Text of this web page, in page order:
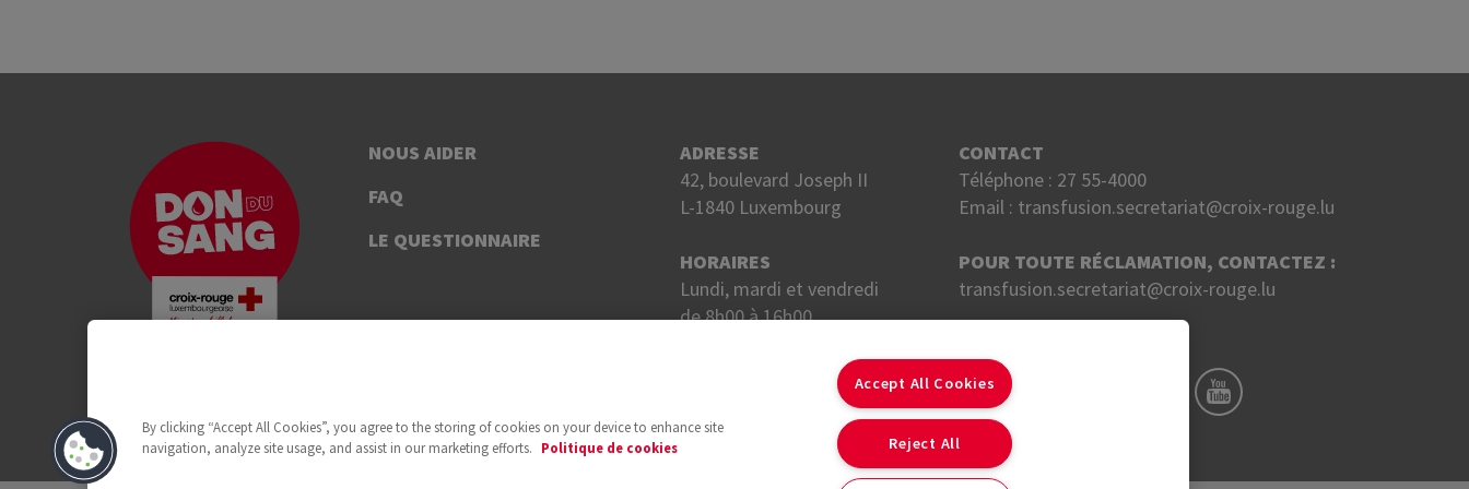
NOUS AIDER
FAQ
LE QUESTIONNAIRE
ADRESSE
42, boulevard Joseph II
L-1840 Luxembourg
HORAIRES
Lundi, mardi et vendredi
de 8h00 à 16h00.
CONTACT
Téléphone : 27 55-4000
Email : transfusion.secretariat@croix-rouge.lu
POUR TOUTE RÉCLAMATION, CONTACTEZ :
transfusion.secretariat@croix-rouge.lu
By clicking “Accept All Cookies”, you agree to the storing of cookies on your device to enhance site
navigation, analyze site usage, and assist in our marketing efforts.
Politique de cookies
Accept All Cookies
Reject All